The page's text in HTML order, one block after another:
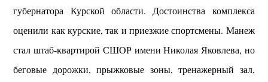
губернатора Курской области. Достоинства комплекса
оценили как курские, так и приезжие спортсмены. Манеж
стал штаб-квартирой СШОР имени Николая Яковлева, но
беговые дорожки, прыжковые зоны, тренажерный зал,